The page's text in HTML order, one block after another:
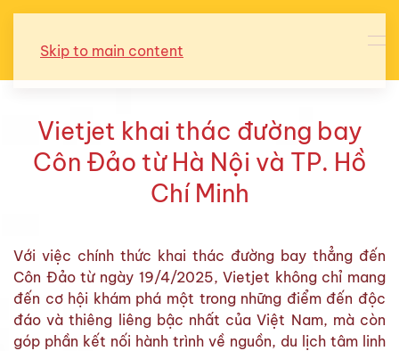
Skip to main content
Vietjet khai thác đường bay
Côn Đảo từ Hà Nội và TP. Hồ
Chí Minh
Với việc chính thức khai thác đường bay thẳng đến
Côn Đảo từ ngày 19/4/2025, Vietjet không chỉ mang
đến cơ hội khám phá một trong những điểm đến độc
đáo và thiêng liêng bậc nhất của Việt Nam, mà còn
góp phần kết nối hành trình về nguồn, du lịch tâm linh